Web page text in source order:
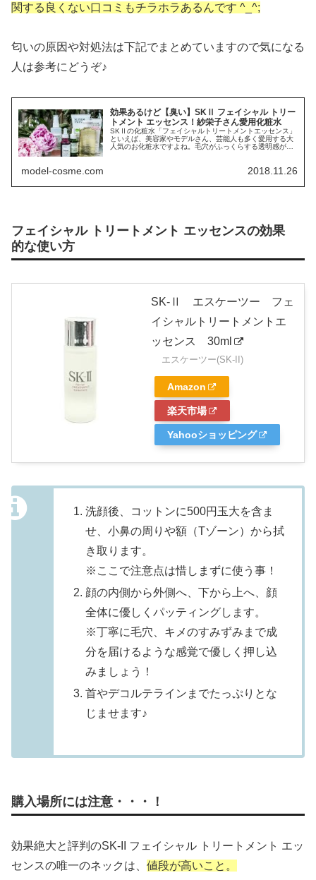
関する良くない口コミもチラホラあるんです ^_^;
匂いの原因や対処法は下記でまとめていますので気になる
人は参考にどうぞ♪
効果あるけど【臭い】SKⅡ フェイシャル トリー
トメント エッセンス！紗栄子さん愛用化粧水
SKⅡの化粧水「フェイシャルトリートメントエッセンス」
といえば、美容家やモデルさん、芸能人も多く愛用する大
人気のお化粧水ですよね。毛穴がふっくらする透明感がで
model-cosme.com 2018.11.26
フェイシャル トリートメント エッセンスの効果
的な使い方
SK-Ⅱ エスケーツー フェ
イシャルトリートメントエ
ッセンス 30ml
エスケーツー(SK-II)
Amazon
楽天市場
Yahooショッピング
洗顔後、コットンに500円玉大を含ま
せ、小鼻の周りや額（Tゾーン）から拭
き取ります。
※ここで注意点は惜しまずに使う事！
顔の内側から外側へ、下から上へ、顔
全体に優しくパッティングします。
※丁寧に毛穴、キメのすみずみまで成
分を届けるような感覚で優しく押し込
みましょう！
首やデコルテラインまでたっぷりとな
じませます♪
購入場所には注意・・・！
効果絶大と評判のSK-II フェイシャル トリートメント エッ
センスの唯一のネックは、 値段が高いこと。